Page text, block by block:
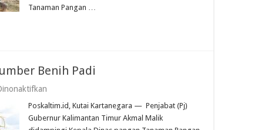
Tanaman Pangan …
Benih Padi
Malik
panen
Perdana
Poskaltim.id, Kutai Kartanegara — Penjabat (Pj)
Gubernur Kalimantan Timur Akmal Malik